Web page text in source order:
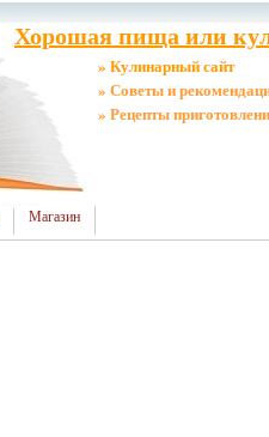
Хорошая пища или
» Кулинарный сайт
» Советы и
» Рецепты
Магазин